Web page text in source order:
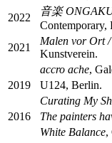
2022
音楽
Contemporary,
2021
Malen vor Ort
Kunstverein.
accro ache,
2019
U124, Berlin.
Curating My
2016
The painters
White Balance,